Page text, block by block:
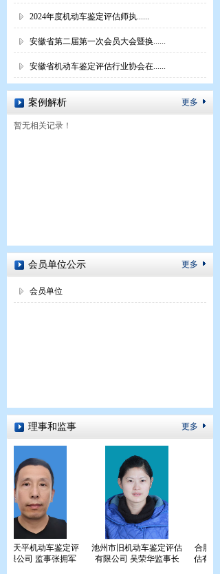
2024年度机动车鉴定评估师执......
安徽省第二届第一次会员大会暨换......
安徽省机动车鉴定评估行业协会在......
更多
案例解析
暂无相关记录！
更多
会员单位公示
会员单位
理事和监事 更多
天平机动车鉴定评
限公司 监事张拥军
池州市旧机动车鉴定评估
有限公司 吴荣华监事长
合肥市
估有限